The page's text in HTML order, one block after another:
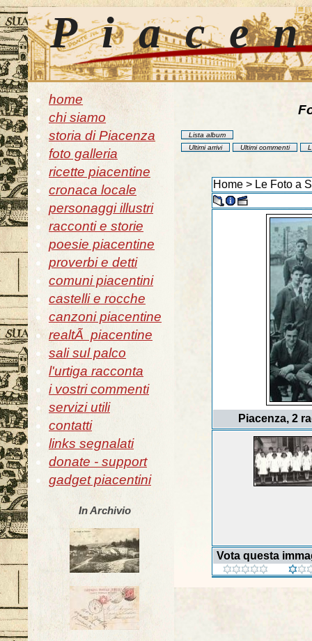
home
chi siamo
storia di Piacenza
foto galleria
ricette piacentine
cronaca locale
personaggi illustri
racconti e storie
poesie piacentine
proverbi e detti
comuni piacentini
castelli e rocche
canzoni piacentine
realtÃ piacentine
sali sul palco
l'urtiga racconta
i vostri commenti
servizi utili
contatti
links segnalati
donate - support
gadget piacentini
In Archivio
Lista album
Ultimi arrivi
Ultimi commenti
Home> Le Foto a
Piacenza, 2
Vota questa